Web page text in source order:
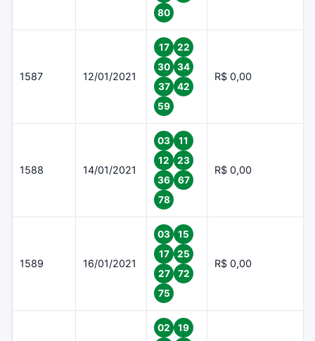
80
1587 12/01/2021
17
22
30
34
37
42
59
R$ 0,00
1588 14/01/2021
03
11
12
23
36
67
78
R$ 0,00
1589 16/01/2021
03
15
17
25
27
72
75
R$ 0,00
02
19